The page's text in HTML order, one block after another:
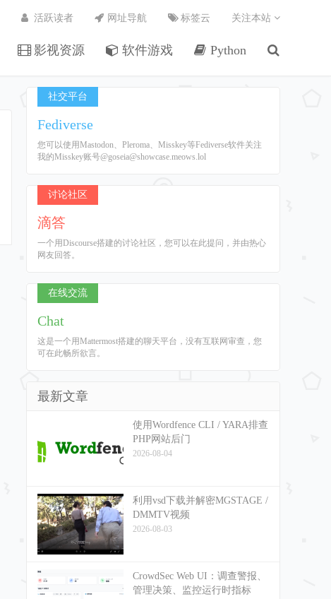
影视资源 软件游戏 Python
活跃读者 网址导航 标签云 关注本站
社交平台
Fediverse
您可以使用Mastodon、Pleroma、Misskey等Fediverse软件关注
我的Misskey账号@goseia@showcase.meows.lol
讨论社区
滴答
一个用Discourse搭建的讨论社区，您可以在此提问，并由热心
网友回答。
在线交流
Chat
这是一个用Mattermost搭建的聊天平台，没有互联网审查，您
可在此畅所欲言。
最新文章
使用Wordfence CLI / YARA排查
PHP网站后门
2026-08-04
利用vsd下载并解密MGSTAGE /
DMMTV视频
2026-08-03
CrowdSec Web UI：调查警报、
管理决策、监控运行时指标